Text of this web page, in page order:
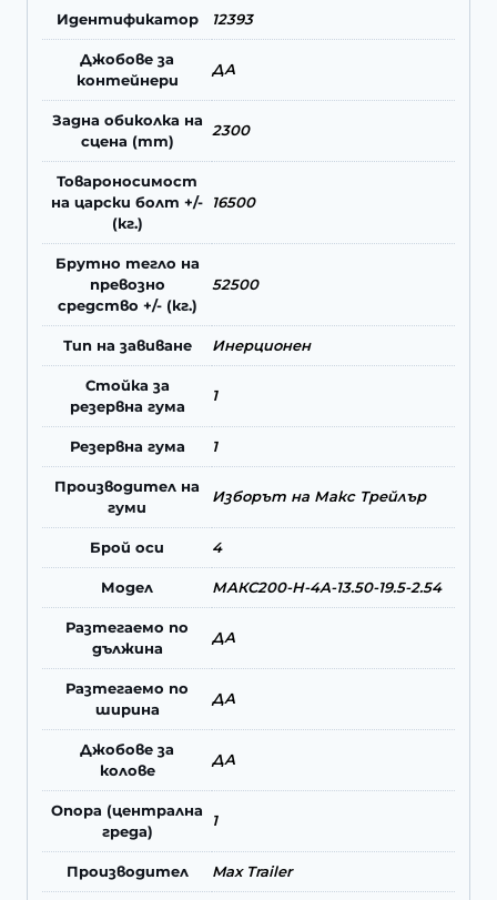
Идентификатор 12393
Джобове за
контейнери
ДА
Задна обиколка на
сцена (mm)
2300
Товароносимост
на царски болт +/-
(кг.)
16500
Брутно тегло на
превозно
средство +/- (кг.)
52500
Тип на завиване Инерционен
Стойка за
резервна гума
1
Резервна гума 1
Производител на
гуми
Изборът на Макс Трейлър
Брой оси 4
Модел МАКС200-Н-4А-13.50-19.5-2.54
Разтегаемо по
дължина
ДА
Разтегаемо по
ширина
ДА
Джобове за
колове
ДА
Опора (централна
греда)
1
Производител Max Trailer